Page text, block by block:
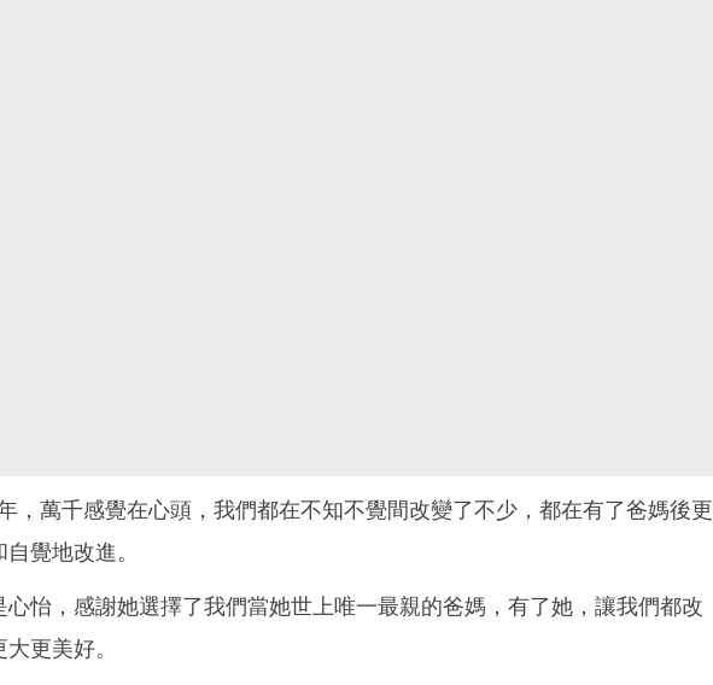
，萬千感覺在心頭，我們都在不知不覺間改變了不少，都在有了爸媽後更
覺地改進。
心怡，感謝她選擇了我們當她世上唯一最親的爸媽，有了她，讓我們都改
更美好。